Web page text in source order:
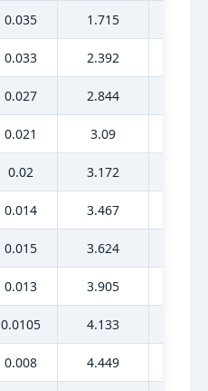
0.035 1.715
0.033 2.392
0.027 2.844
0.021 3.09
0.02 3.172
0.014 3.467
0.015 3.624
0.013 3.905
0.0105 4.133
0.008 4.449